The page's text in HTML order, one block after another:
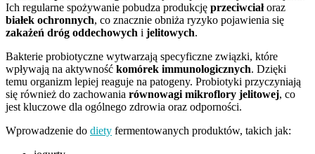
Ich regularne spożywanie pobudza produkcję przeciwciałoraz
białek ochronnych, co znacznie obniża ryzyko pojawienia się
zakażeń dróg oddechowych i jelitowych.
Bakterie probiotyczne wytwarzają specyficzne związki, które
wpływają na aktywność komórek immunologicznych. Dzięki
temu organizm lepiej reaguje na patogeny. Probiotyki przyczyniają
się również do zachowania równowagi mikroflory jelitowej, co
jest kluczowe dla ogólnego zdrowia oraz odporności.
Wprowadzenie do diety fermentowanych produktów, takich jak: